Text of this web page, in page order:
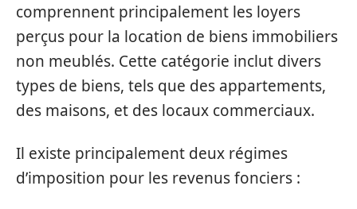
comprennent principalement les loyers
perçus pour la location de biens immobiliers
non meublés. Cette catégorie inclut divers
types de biens, tels que des appartements,
des maisons, et des locaux commerciaux.
Il existe principalement deux régimes
d’imposition pour les revenus fonciers :